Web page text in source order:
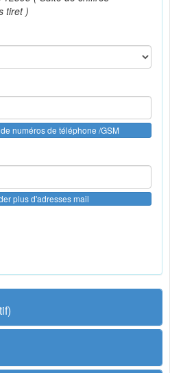
tiret )
numéros de téléphone /GSM
plus d'adresses mail